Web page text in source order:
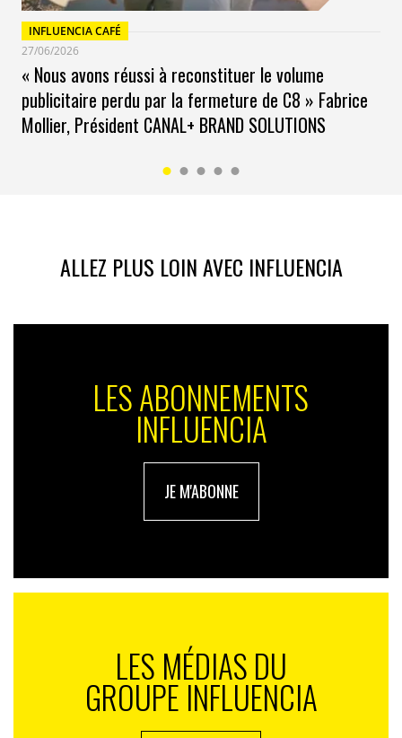
INFLUENCIA CAFÉ
27/06/2026
« Nous avons réussi à reconstituer le volume
publicitaire perdu par la fermeture de C8 » Fabrice
Mollier, Président CANAL+ BRAND SOLUTIONS
ALLEZ PLUS LOIN AVEC INFLUENCIA
LES ABONNEMENTS
INFLUENCIA
JE M'ABONNE
LES MÉDIAS DU
GROUPE INFLUENCIA